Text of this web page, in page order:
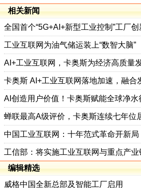
全国首个“5G+AI+新型工业控制”工厂
工业互联网为油气储运装上“数智大脑”
AI+工业互联网，卡奥斯为经济高质量
卡奥斯 AI+工业互联网落地加速，融合
AI创造用户价值！卡奥斯赋能全球净水
中国工业互联网：十年范式革命开新局
工信部：将实施工业互联网与重点产业